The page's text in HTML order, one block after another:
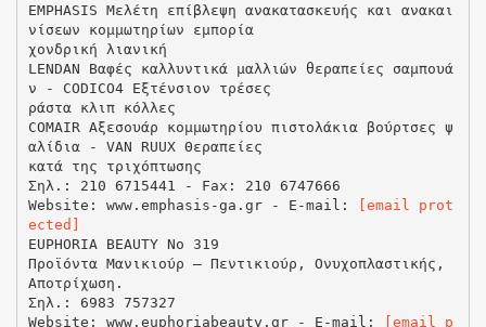
EMPHASIS Μελέτη επίβλεψη ανακατασκευής και ανακαι
νίσεων κομμωτηρίων εμπορία
χονδρική λιανική
LENDAN Βαφές καλλυντικά μαλλιών θεραπείες σαμπουά
ν - CODICO4 Εξτένσιον τρέσες
ράστα κλιπ κόλλες
COMAIR Αξεσουάρ κομμωτηρίου πιστολάκια βούρτσες ψ
αλίδια - VAN RUUX Θεραπείες
κατά της τριχόπτωσης
Σηλ.: 210 6715441 - Fax: 210 6747666
Website: www.emphasis-ga.gr - E-mail:
[email prot
ected]
EUPHORIA BEAUTY No 319
Προϊόντα Μανικιούρ – Πεντικιούρ, Ονυχοπλαστικής,
Αποτρίχωση.
Σηλ.: 6983 757327
Website: www.euphoriabeauty.gr - E-mail:
[email p